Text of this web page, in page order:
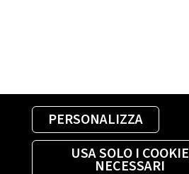
PERSONALIZZA
USA SOLO I COOKIE
NECESSARI